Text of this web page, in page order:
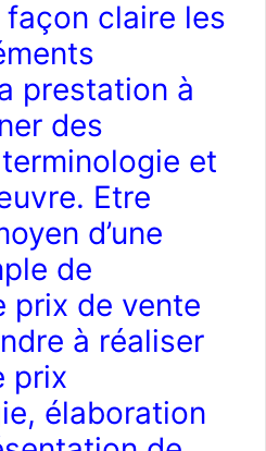
claire les
prestation à
des
et
Etre
d’une
de
prix de vente
à réaliser
prix
élaboration